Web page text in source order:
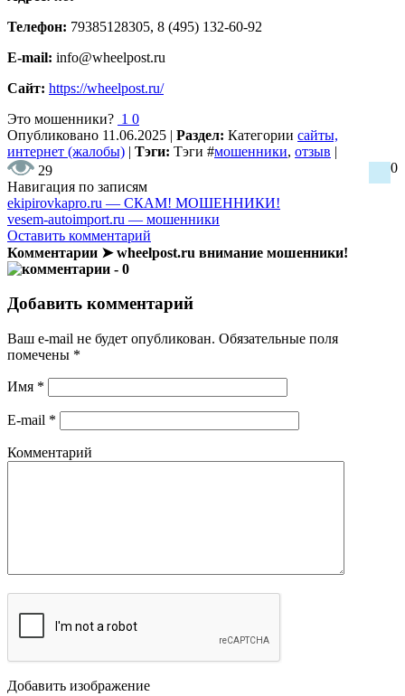
Телефон: 79385128305, 8 (495) 132-60-92
E-mail: info@wheelpost.ru
Сайт: https://wheelpost.ru/
Это мошенники? 1 0
Опубликовано 11.06.2025 | Раздел: Категории сайты,
интернет (жалобы) | Тэги: Тэги #мошенники, отзыв |
29
0
Навигация по записям
ekipirovkapro.ru — СКАМ! МОШЕННИКИ!
vesem-autoimport.ru — мошенники
Оставить комментарий
Комментарии ➤ wheelpost.ru внимание мошенники!
- 0
Добавить комментарий
Ваш e-mail не будет опубликован. Обязательные поля
помечены *
Имя *
E-mail *
Комментарий
Добавить изображение